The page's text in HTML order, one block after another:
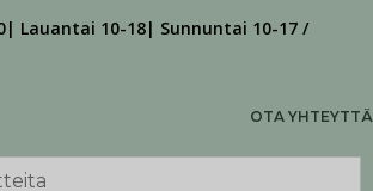
Lauantai 10-18| Sunnuntai 10-17 /
OTA YHTEYTTÄ